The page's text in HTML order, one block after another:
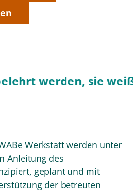
werden, sie weiß
Werkstatt werden unter
Anleitung des
geplant und mit
der betreuten